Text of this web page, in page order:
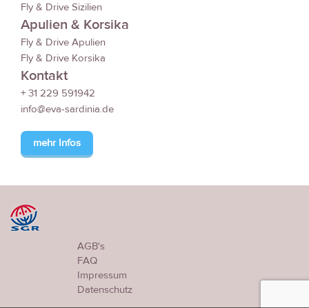
Fly & Drive Sizilien
Apulien & Korsika
Fly & Drive Apulien
Fly & Drive Korsika
Kontakt
+ 31 229 591942
info@eva-sardinia.de
mehr Infos
AGB's
FAQ
Impressum
Datenschutz